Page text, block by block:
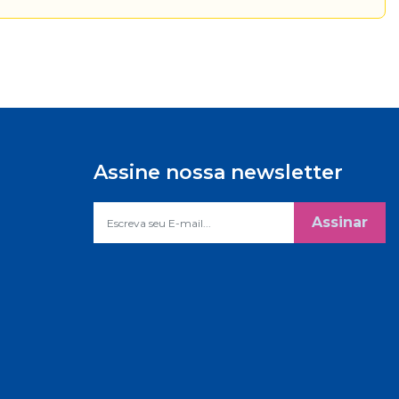
Assine nossa newsletter
Assinar